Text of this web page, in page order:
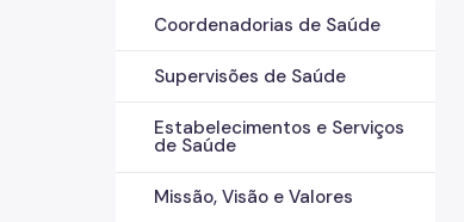
Coordenadorias de Saúde
Supervisões de Saúde
Estabelecimentos e Serviços
de Saúde
Missão, Visão e Valores